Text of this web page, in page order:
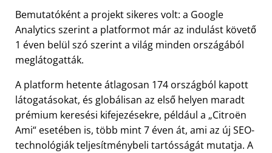
Bemutatóként a projekt sikeres volt: a Google
Analytics szerint a platformot már az indulást követő
1 éven belül szó szerint a világ minden országából
meglátogatták.
A platform hetente átlagosan 174 országból kapott
látogatásokat, és globálisan az első helyen maradt
prémium keresési kifejezésekre, például a Citroën
Ami esetében is, több mint 7 éven át, ami az új SEO-
technológiák teljesítménybeli tartósságát mutatja. A